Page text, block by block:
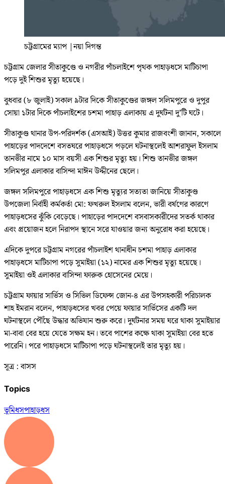
চট্টগ্রামের ম্যাপ |নয়া দিগন্ত
চট্টগ্রাম জেলার সীতাকুণ্ডে ও নগরীর পাঁচলাইশে পৃথক পাহাড়ধসে মাটিচাপা
পড়ে দুই শিশুর মৃত্যু হয়েছে।
বুধবার (৮ জুলাই) সকাল ৯টার দিকে সীতাকুণ্ডের জঙ্গল সলিমপুরে ও দুপুর
সোয়া ১টার দিকে পাঁচলাইশের চশমা পাহাড় এলাকায় এ দুর্ঘটনা দু’টি ঘটে।
সীতাকুণ্ড থানার উপ-পরিদর্শক (এসআই) উত্তর কুমার রাজবংশী জানান, সকালে
পাহাড়ের পাদদেশে বসতঘরে পাহাড়ধসে পড়লে ঘটনাস্থলেই আশরাফুল ইসলাম
তানভীর নামে ১০ মাস বয়সী এক শিশুর মৃত্যু হয়। শিশু তানভীর জঙ্গল
সলিমপুর এলাকার বাসিন্দা মাঈন উদ্দীনের ছেলে।
জঙ্গল সলিমপুরে পাহাড়ধসে এক শিশু মৃত্যুর সত্যতা জানিয়ে সীতাকুণ্ড
উপজেলা নির্বাহী কর্মকর্তা মো: ফখরুল ইসলাম বলেন, ভারী বর্ষণের কারণে
পাহাড়ধসের ঝুঁকি বেড়েছে। পাহাড়ের পাদদেশে বসবাসকারীদের সতর্ক থাকার
এবং প্রয়োজন হলে নিরাপদ স্থানে সরে যাওয়ার জন্য অনুরোধ করা হয়েছে।
এদিকে দুপরে চট্টগ্রাম নগরের পাঁচলাইশ থানাধীন চশমা পাহাড় এলাকার
পাহাড়ধসে মাটিচাপা পড়ে সুমাইয়া (১২) নামের এক শিশুর মৃত্যু হয়েছে।
সুমাইয়া ওই এলাকার বাসিন্দা ফারুক হোসেনের মেয়ে।
চট্টগ্রাম ফায়ার সার্ভিস ও সিভিল ডিফেন্স জোন-৪ এর উপসহকারী পরিচালক
শাহ ইমরান বলেন, পাহাড়ধসের খবর পেয়ে ফায়ার সার্ভিসের একটি দল
ঘটনাস্থলে পৌঁছে উদ্ধার অভিযান শুরু করে। দুর্ঘটনার সময় ঘরে থাকা সুমাইয়ার
মা-বাবা বের হয়ে যেতে সক্ষম হন। তবে পাশের কক্ষে থাকা সুমাইয়া বের হতে
পারেনি। পরে পাহাড়ধসে মাটিচাপা পড়ে ঘটনাস্থলেই তার মৃত্যু হয়।
সূত্র : বাসস
Topics
ভূমিধসপাহাড়ধস